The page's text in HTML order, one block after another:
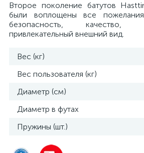
Второе поколение батутов
были воплощены все
безопасность,
привлекательный внешний вид.
Вес (кг)
Вес пользователя (кг)
Диаметр (см)
Диаметр в футах
Пружины (шт.)